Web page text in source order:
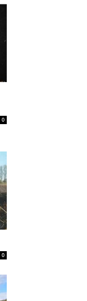
0
0